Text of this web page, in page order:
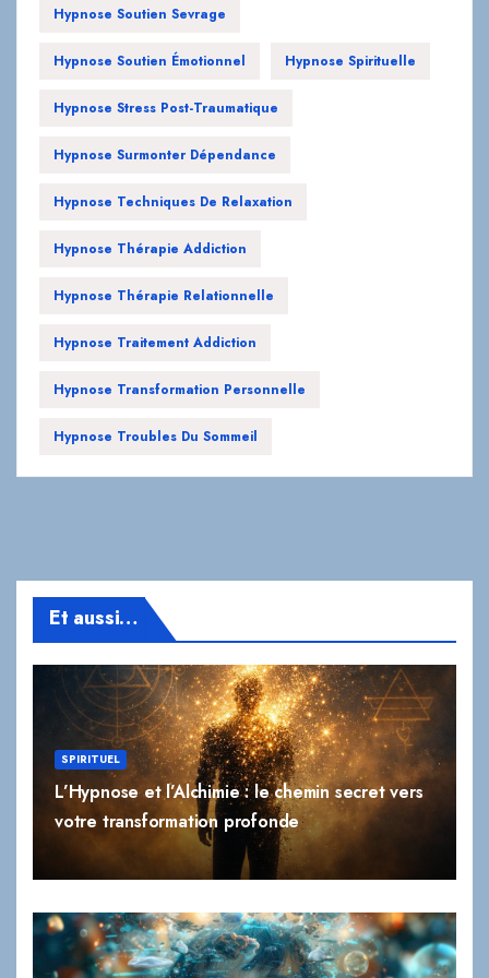
Hypnose Soutien Sevrage
Hypnose Soutien Émotionnel Hypnose Spirituelle
Hypnose Stress Post-Traumatique
Hypnose Surmonter Dépendance
Hypnose Techniques De Relaxation
Hypnose Thérapie Addiction
Hypnose Thérapie Relationnelle
Hypnose Traitement Addiction
Hypnose Transformation Personnelle
Hypnose Troubles Du Sommeil
Et aussi…
SPIRITUEL
L’Hypnose et l’Alchimie : le chemin secret vers
votre transformation profonde